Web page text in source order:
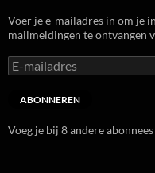
Voer je e-mailadres in om je
mailmeldingen te ontvangen
E-
mailadres
ABONNEREN
Voeg je bij 8 andere abonnees